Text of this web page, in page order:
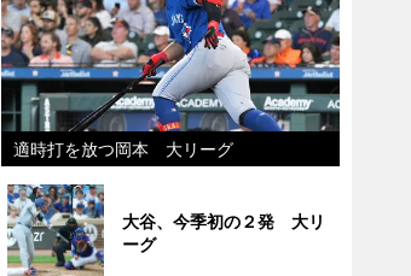
適時打を放つ岡本 大リーグ
大谷、今季初の２発 大リ
ーグ